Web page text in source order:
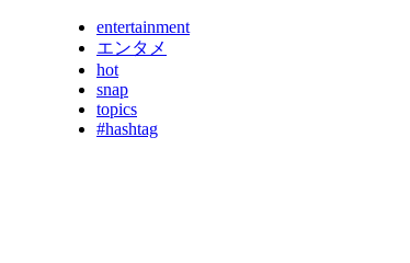
entertainment
エンタメ
hot
snap
topics
#hashtag